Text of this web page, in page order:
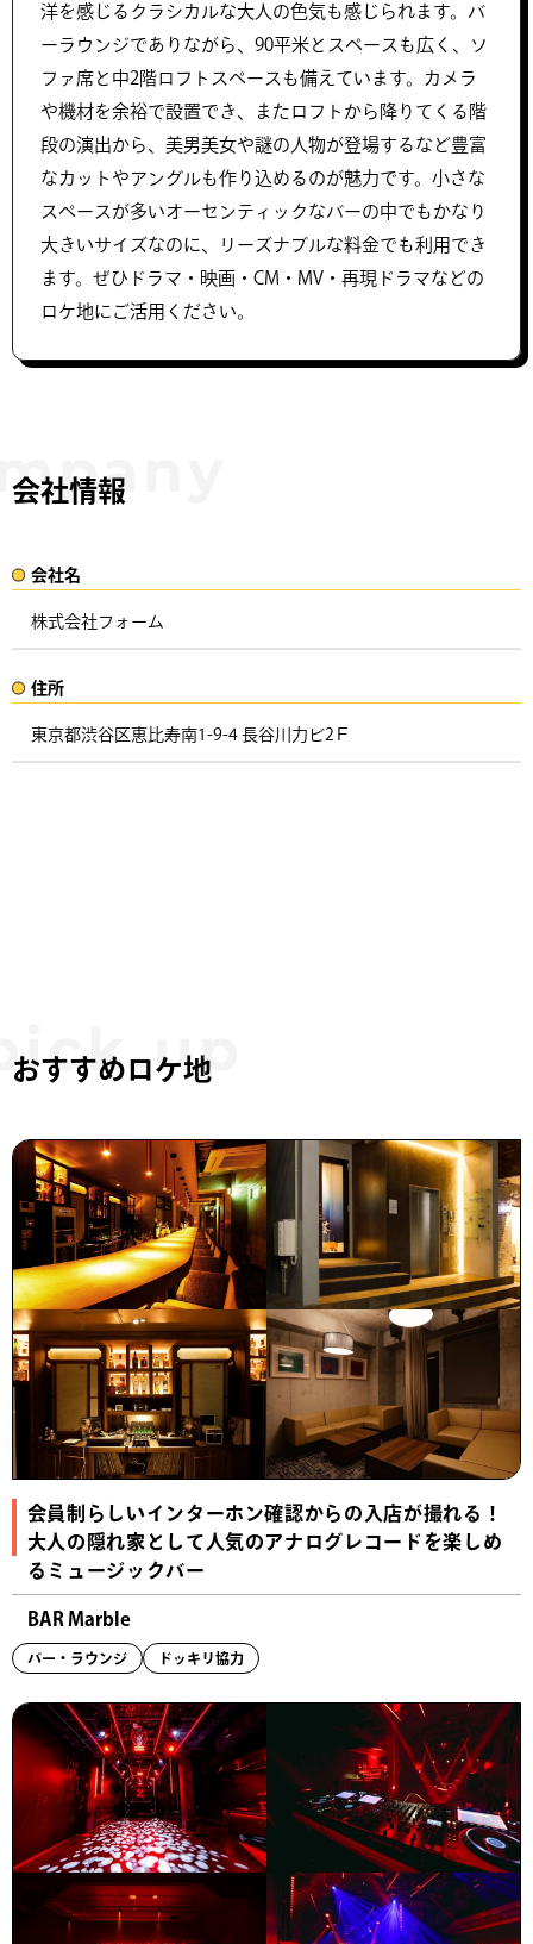
洋を感じるクラシカルな大人の色気も感じられます。バ
ーラウンジでありながら、90平米とスペースも広く、ソ
ファ席と中2階ロフトスペースも備えています。カメラ
や機材を余裕で設置でき、またロフトから降りてくる階
段の演出から、美男美女や謎の人物が登場するなど豊富
なカットやアングルも作り込めるのが魅力です。小さな
スペースが多いオーセンティックなバーの中でもかなり
大きいサイズなのに、リーズナブルな料金でも利用でき
ます。ぜひドラマ・映画・CM・MV・再現ドラマなどの
ロケ地にご活用ください。
会社情報
会社名​
株式会社フォーム
住所​​
東京都渋谷区恵比寿南1-9-4 長谷川力ビ2Ｆ ​
おすすめロケ地
会員制らしいインターホン確認からの入店が撮れる！
大人の隠れ家として人気のアナログレコードを楽しめ
るミュージックバー
BAR Marble
バー・ラウンジ ドッキリ協力